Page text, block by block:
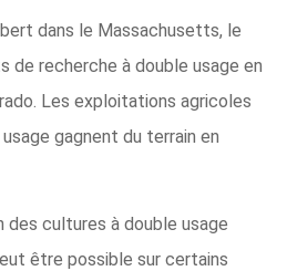
dans le Massachusetts, le
de recherche à double usage en
Les exploitations agricoles
gagnent du terrain en
des cultures à double usage
être possible sur certains